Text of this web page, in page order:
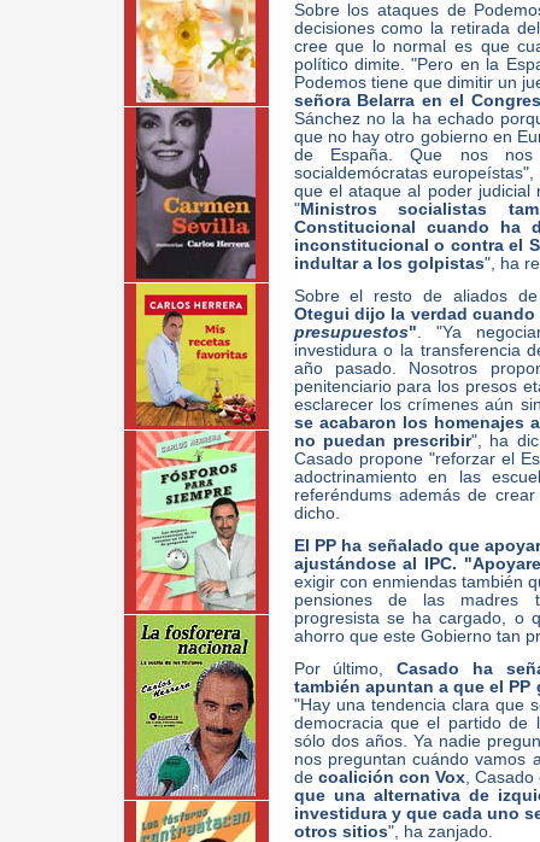
Sobre los ataques de
decisiones como la retirada
cree que lo normal es que
político dimite. "Pero en la
Podemos tiene que dimitir un
señora Belarra en el
Sánchez no la ha echado
que no hay otro gobierno en
de España. Que nos
socialdemócratas
que el ataque al poder judicial
"Ministros socialistas
Constitucional cuando ha
inconstitucional o contra el
indultar a los golpistas", ha
Sobre el resto de aliados
Otegui dijo la verdad
presupuestos". "Ya
investidura o la transferencia
año pasado. Nosotros
penitenciario para los presos
esclarecer los crímenes aún
se acabaron los homenajes
no puedan prescribir", ha
Casado propone "reforzar el
adoctrinamiento en las
referéndums además de
dicho.
El PP ha señalado que
ajustándose al IPC.
exigir con enmiendas también
pensiones de las madres
progresista se ha cargado, o
ahorro que este Gobierno tan
Por último, Casado ha
también apuntan a que el
"Hay una tendencia clara que
democracia que el partido de
sólo dos años. Ya nadie
nos preguntan cuándo vamos
de coalición con Vox, Casado
que una alternativa de
investidura y que cada uno
otros sitios", ha zanjado.